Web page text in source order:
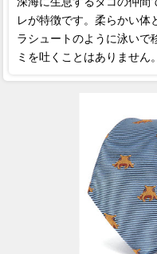
レが特徴です。柔らかい体
ラシュートのように泳いで
ミを吐くことはありません。